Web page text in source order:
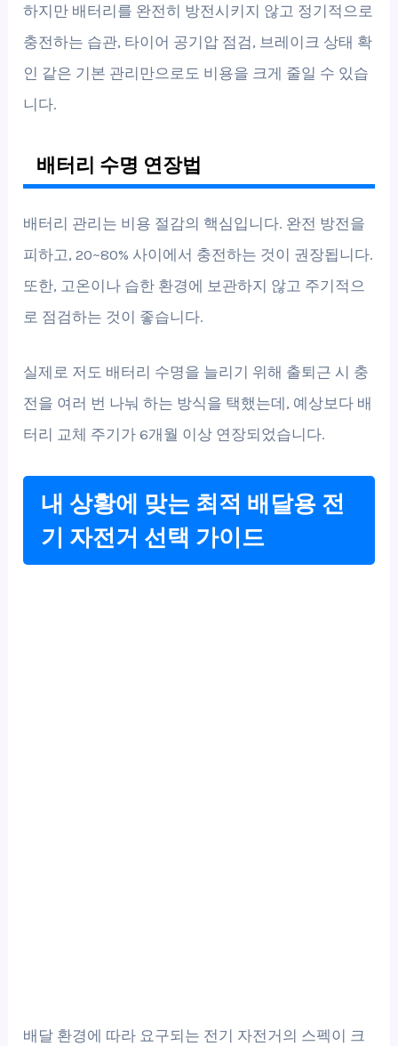
하지만 배터리를 완전히 방전시키지 않고 정기적으로
충전하는 습관, 타이어 공기압 점검, 브레이크 상태 확
인 같은 기본 관리만으로도 비용을 크게 줄일 수 있습
니다.
배터리 수명 연장법
배터리 관리는 비용 절감의 핵심입니다. 완전 방전을
피하고, 20~80% 사이에서 충전하는 것이 권장됩니다.
또한, 고온이나 습한 환경에 보관하지 않고 주기적으
로 점검하는 것이 좋습니다.
실제로 저도 배터리 수명을 늘리기 위해 출퇴근 시 충
전을 여러 번 나눠 하는 방식을 택했는데, 예상보다 배
터리 교체 주기가 6개월 이상 연장되었습니다.
내 상황에 맞는 최적 배달용 전
기 자전거 선택 가이드
배달 환경에 따라 요구되는 전기 자전거의 스펙이 크